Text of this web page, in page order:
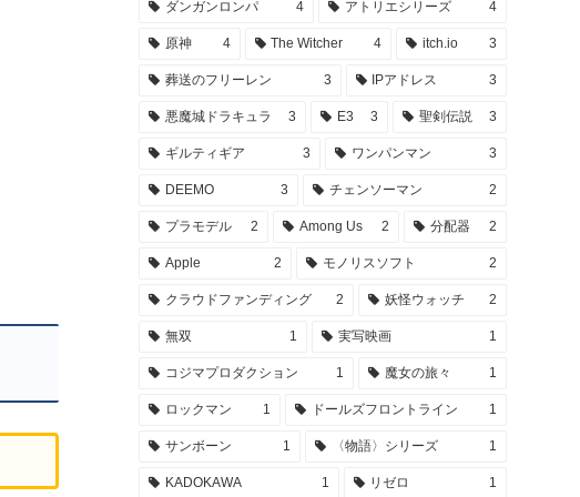
ダンガンロンパ 4 アトリエシリーズ 4
原神 4 The Witcher 4 itch.io 3
葬送のフリーレン 3 IPアドレス 3
悪魔城ドラキュラ 3 E3 3 聖剣伝説 3
ギルティギア 3 ワンパンマン 3
DEEMO 3 チェンソーマン 2
プラモデル 2 Among Us 2 分配器 2
Apple 2 モノリスソフト 2
クラウドファンディング 2 妖怪ウォッチ 2
無双 1 実写映画 1
コジマプロダクション 1 魔女の旅々 1
ロックマン 1 ドールズフロントライン 1
サンボーン 1 〈物語〉シリーズ 1
KADOKAWA 1 リゼロ 1